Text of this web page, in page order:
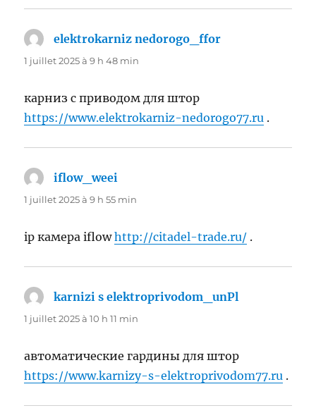
elektrokarniz nedorogo_ffor
1 juillet 2025 à 9 h 48 min
карниз с приводом для штор
https://www.elektrokarniz-nedorogo77.ru .
iflow_weei
1 juillet 2025 à 9 h 55 min
ip камера iflowhttp://citadel-trade.ru/ .
karnizi s elektroprivodom_unPl
1 juillet 2025 à 10 h 11 min
автоматические гардины для штор
https://www.karnizy-s-elektroprivodom77.ru .